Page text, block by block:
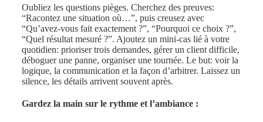
Oubliez les questions pièges. Cherchez des preuves:
“Racontez une situation où…”, puis creusez avec
“Qu’avez-vous fait exactement ?”, “Pourquoi ce choix ?”,
“Quel résultat mesuré ?”. Ajoutez un mini-cas lié à votre
quotidien: prioriser trois demandes, gérer un client difficile,
déboguer une panne, organiser une tournée. Le but: voir la
logique, la communication et la façon d’arbitrer. Laissez un
silence, les détails arrivent souvent après.
Gardez la main sur le rythme et l’ambiance :